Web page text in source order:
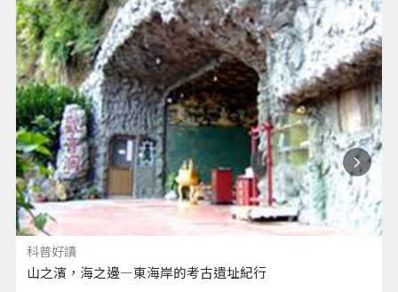
科普好讀
山之濱，海之邊—東海岸的考古遺址紀行